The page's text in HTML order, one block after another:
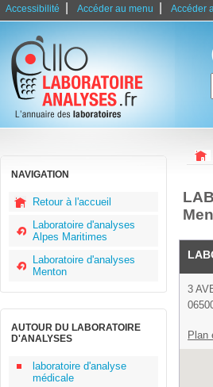
Accessibilité Accéder au menu Accéder
NAVIGATION
Retour à l'accueil
Laboratoire d'analyses
Alpes Maritimes
Laboratoire d'analyses
Menton
AUTOUR DU LABORATOIRE
D'ANALYSES
laboratoire d'analyse
médicale
3
Plan